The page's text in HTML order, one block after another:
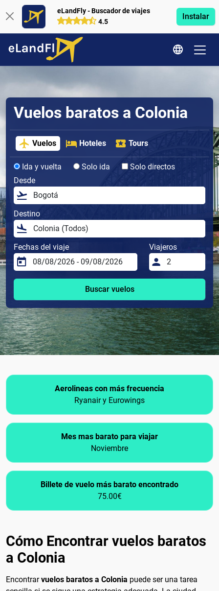
eLandFly - Buscador de viajes
4.5
Instalar
Vuelos baratos a Colonia
Vuelos Hoteles Tours
Ida y vuelta Solo ida
Solo directos
Desde
Destino
Fechas del viaje Viajeros
Buscar vuelos
Aerolineas con más frecuencia
Ryanair y Eurowings
Mes mas barato para viajar
Noviembre
Billete de vuelo más barato encontrado
75.00€
Cómo Encontrar vuelos baratos
a Colonia
Encontrarvuelos baratos a Colonia puede ser una tarea